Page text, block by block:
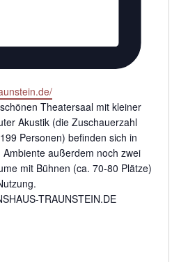
Theatersaal mit kleiner
Akustik (die Zuschauerzahl
Personen) befinden sich in
außerdem noch zwei
mit Bühnen (ca. 70-80 Plätze)
TRAUNSTEIN.DE